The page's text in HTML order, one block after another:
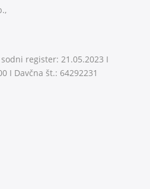
register: 21.05.2023 I
I Davčna št.: 64292231